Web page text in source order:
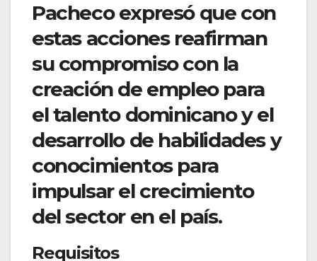
Pacheco expresó que con
estas acciones reafirman
su compromiso con la
creación de empleo para
el talento dominicano y el
desarrollo de habilidades y
conocimientos para
impulsar el crecimiento
del sector en el país.
Requisitos